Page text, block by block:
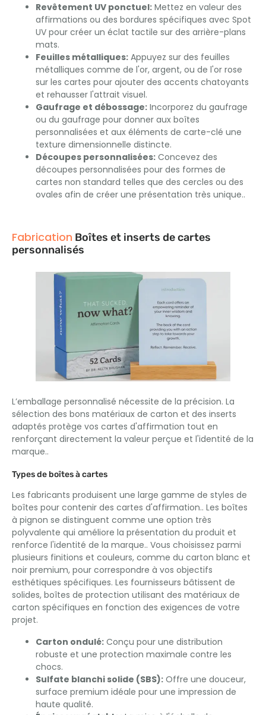
Revêtement UV ponctuel: Mettez en valeur des
affirmations ou des bordures spécifiques avec Spot
UV pour créer un éclat tactile sur des arrière-plans
mats.
Feuilles métalliques: Appuyez sur des feuilles
métalliques comme de l'or, argent, ou de l'or rose
sur les cartes pour ajouter des accents chatoyants
et rehausser l'attrait visuel.
Gaufrage et débossage: Incorporez du gaufrage
ou du gaufrage pour donner aux boîtes
personnalisées et aux éléments de carte-clé une
texture dimensionnelle distincte.
Découpes personnalisées: Concevez des
découpes personnalisées pour des formes de
cartes non standard telles que des cercles ou des
ovales afin de créer une présentation très unique..
Fabrication Boîtes et inserts de cartes
personnalisés
L’emballage personnalisé nécessite de la précision. La
sélection des bons matériaux de carton et des inserts
adaptés protège vos cartes d'affirmation tout en
renforçant directement la valeur perçue et l'identité de la
marque..
Types de boîtes à cartes
Les fabricants produisent une large gamme de styles de
boîtes pour contenir des cartes d'affirmation.. Les boîtes
à pignon se distinguent comme une option très
polyvalente qui améliore la présentation du produit et
renforce l'identité de la marque.. Vous choisissez parmi
plusieurs finitions et couleurs, comme du carton blanc et
noir premium, pour correspondre à vos objectifs
esthétiques spécifiques. Les fournisseurs bâtissent de
solides, boîtes de protection utilisant des matériaux de
carton spécifiques en fonction des exigences de votre
projet.
Carton ondulé: Conçu pour une distribution
robuste et une protection maximale contre les
chocs.
Sulfate blanchi solide (SBS): Offre une douceur,
surface premium idéale pour une impression de
haute qualité.